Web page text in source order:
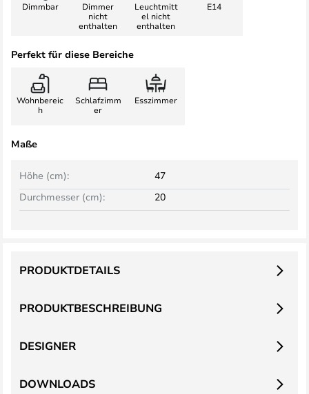
Dimmbar
Dimmer
nicht
enthalten
Leuchtmitt
el nicht
enthalten
E14
Perfekt für diese Bereiche
Wohnbereic
h
Schlafzimm
er
Esszimmer
Maße
Höhe (cm):
47
Durchmesser (cm):
20
PRODUKTBESCHREIBUNG
PRODUKTDETAILS
DESIGNER
DOWNLOADS